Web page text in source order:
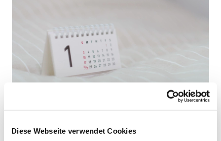
Diese Webseite verwendet Cookies